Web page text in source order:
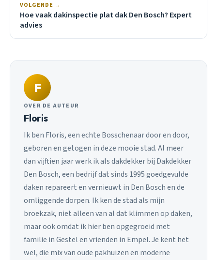
VOLGENDE →
Hoe vaak dakinspectie plat dak Den Bosch? Expert
advies
F
OVER DE AUTEUR
Floris
Ik ben Floris, een echte Bosschenaar door en door,
geboren en getogen in deze mooie stad. Al meer
dan vijftien jaar werk ik als dakdekker bij Dakdekker
Den Bosch, een bedrijf dat sinds 1995 goedgevulde
daken repareert en vernieuwt in Den Bosch en de
omliggende dorpen. Ik ken de stad als mijn
broekzak, niet alleen van al dat klimmen op daken,
maar ook omdat ik hier ben opgegroeid met
familie in Gestel en vrienden in Empel. Je kent het
wel, die mix van oude pakhuizen en moderne